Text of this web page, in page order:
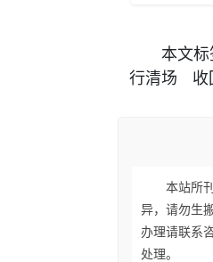
本文标
行清场
收
本站所
异，请勿生
办理请联系
处理。